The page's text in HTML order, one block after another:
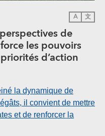
A 文
de
les pouvoirs
d’action
la dynamique de
il convient de mettre
et de renforcer la